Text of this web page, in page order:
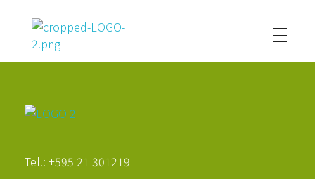
Poder Agropecuario
Tel.: +595 21 301219